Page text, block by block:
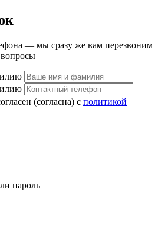
— мы сразу же вам перезвоним
(согласна) с политикой
пароль